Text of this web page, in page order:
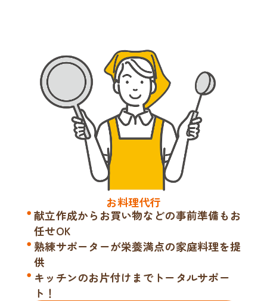
お料理代行
献立作成からお買い物などの事前準備もお
任せOK
熟練サポーターが栄養満点の家庭料理を提
供
キッチンのお片付けまでトータルサポー
ト！